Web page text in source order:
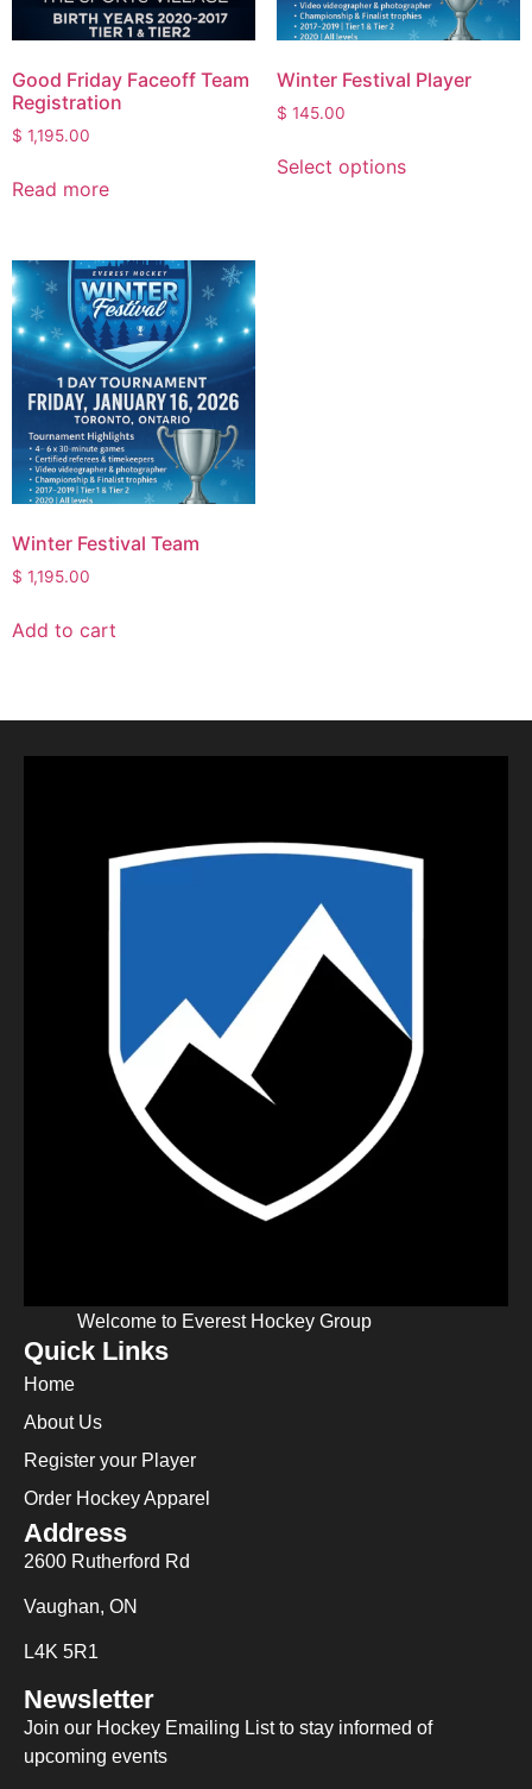
Good Friday Faceoff Team
Registration
$ 1,195.00
Read more
Winter Festival Player
$ 145.00
Select options
Winter Festival Team
$ 1,195.00
Add to cart
Welcome to Everest Hockey Group
Quick Links
Home
About Us
Register your Player
Order Hockey Apparel
Address
2600 Rutherford Rd
Vaughan, ON
L4K 5R1
Newsletter
Join our Hockey Emailing List to stay informed of
upcoming events